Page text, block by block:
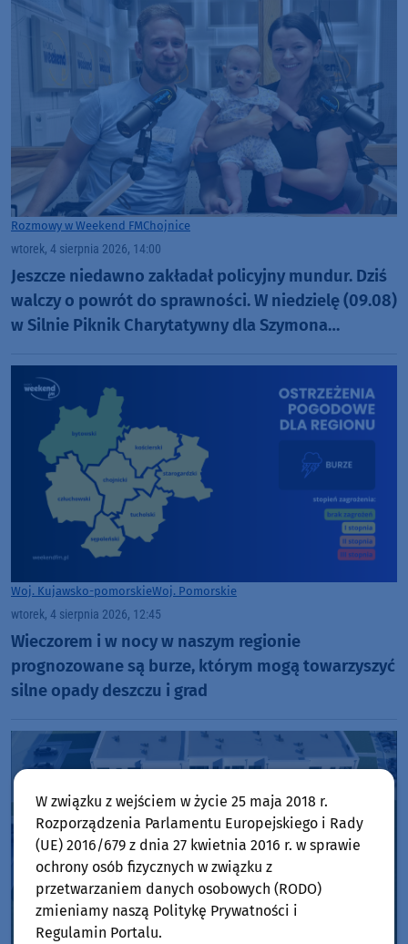
Rozmowy w Weekend FMChojnice
wtorek, 4 sierpnia 2026, 14:00
Jeszcze niedawno zakładał policyjny mundur. Dziś
walczy o powrót do sprawności. W niedzielę (09.08)
w Silnie Piknik Charytatywny dla Szymona
Woj. Kujawsko-pomorskieWoj. Pomorskie
wtorek, 4 sierpnia 2026, 12:45
Wieczorem i w nocy w naszym regionie
prognozowane są burze, którym mogą towarzyszyć
silne opady deszczu i grad
W związku z wejściem w życie 25 maja 2018 r.
Rozporządzenia Parlamentu Europejskiego i Rady
(UE) 2016/679 z dnia 27 kwietnia 2016 r. w sprawie
ochrony osób fizycznych w związku z
przetwarzaniem danych osobowych (RODO)
zmieniamy naszą Politykę Prywatności i
Regulamin Portalu.